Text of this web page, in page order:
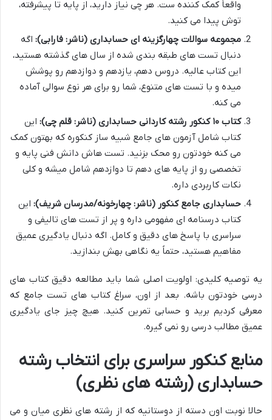
واقعاً کمک کننده ست. هر چی نیاز دارید، از پایه تا پیشرفته،
توش پیدا می کنید.
مجموعه سوالات چهارگزینه ای حسابداری (ناشر: فارابی): اگه
دنبال تست های طبقه بندی شده از سال های گذشته هستید،
این کتاب عالیه. دروس دهم، یازدهم و دوازدهم رو پوشش
میده و با تست های متنوع، شما رو برای هر نوع سوالی آماده
می کنه.
کتاب ۱۰ کنکور رشته کاردانی حسابداری (ناشر: قلم چی):
این
کتاب شامل آزمون های جامع شبیه ساز کنکوره که بهتون کمک
می کنه خودتون رو محک بزنید. تست هاش دانش فنی پایه و
تخصصی رو از پایه های دهم تا دوازدهم شامل میشه و کلی
نکات کاربردی داره.
حسابداری جامع کنکور (ناشر: چهارخونه/مدرسان شریف): این
کتاب درسنامه ای مفهومی داره و پر از تست های تالیفی و
سراسری با پاسخ های دقیق و کامل. اگه دنبال یادگیری عمیق
مفاهیم هستید، حتماً یه نگاهی بهش بندازید.
یه توصیه کلیدی: اولویت اصلی شما باید مطالعه دقیق کتاب های
درسی خودتون باشه. بعد از اون، سراغ کتاب های تست جامع که
معرفی کردیم برید و حسابی تمرین کنید. هیچ چیز جای یادگیری
عمیق مطالب درسی رو نمی گیره.
منابع کنکور سراسری برای انتخاب رشته
حسابداری (رشته های نظری)
حالا نوبت اون دسته از دوستانیه که از رشته های نظری میان و می